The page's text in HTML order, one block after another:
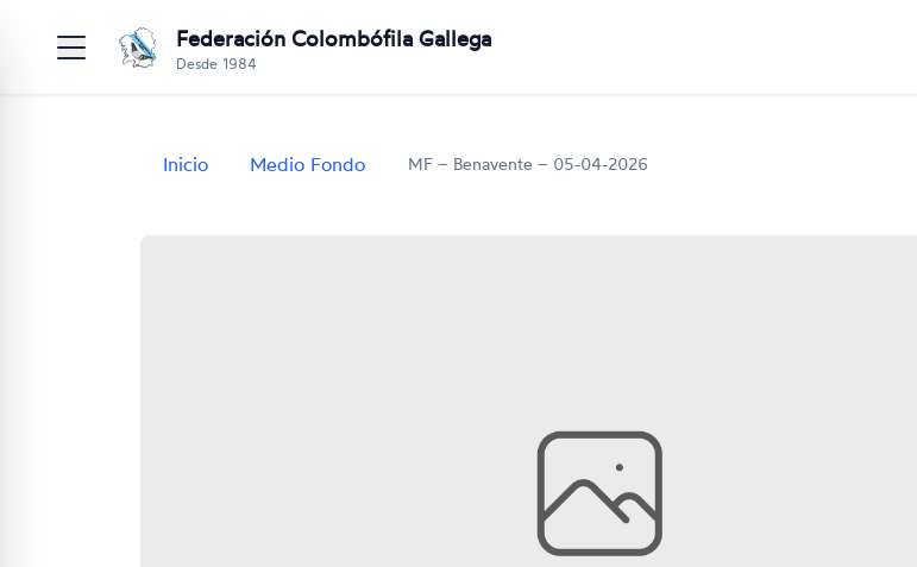
Federación Colombófila Gallega
Desde 1984
Inicio Medio Fondo MF – Benavente – 05-04-2026